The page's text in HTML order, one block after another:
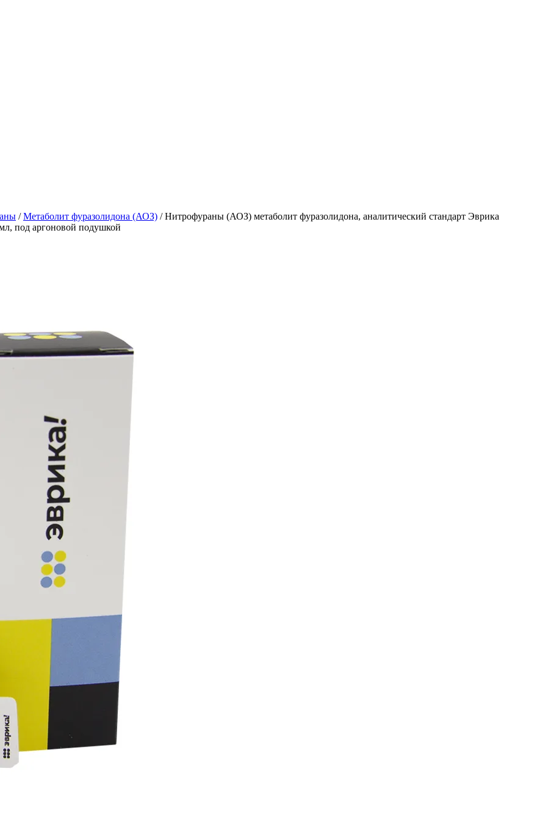
/ Метаболит фуразолидона (АОЗ) / Нитрофураны (АОЗ) метаболит фуразолидона, аналитический стандарт Эврика
под аргоновой подушкой